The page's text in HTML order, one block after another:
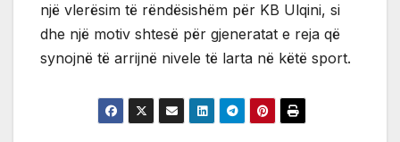
një vlerësim të rëndësishëm për KB Ulqini, si
dhe një motiv shtesë për gjeneratat e reja që
synojnë të arrijnë nivele të larta në këtë sport.